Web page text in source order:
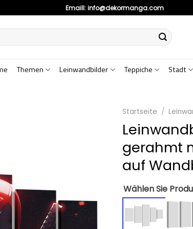
Emaill:info@dekormanga.com
Themen Leinwandbilder Teppiche Stadt
Startseite /
gerahmt
auf
Wählen Sie